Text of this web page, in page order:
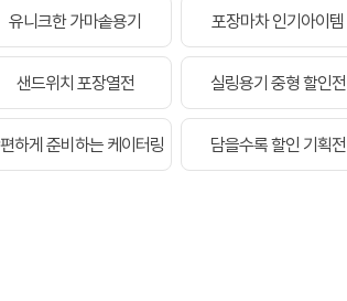
유니크한 가마솥용기 포장마차 인기아이템
샌드위치 포장열전 실링용기 중형 할인전
하게 준비하는 케이터링 담을수록 할인 기획전